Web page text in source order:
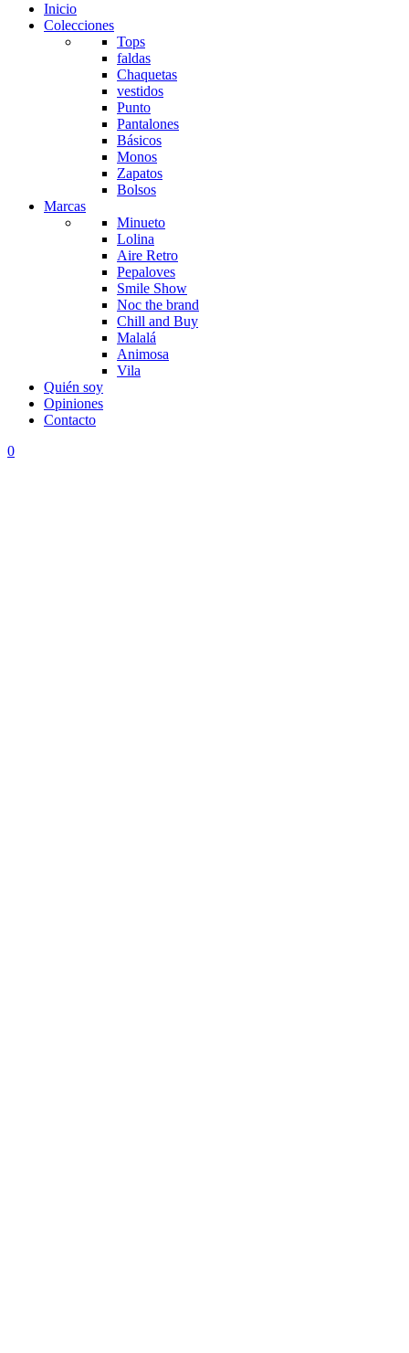
Inicio
Colecciones
Tops
faldas
Chaquetas
vestidos
Punto
Pantalones
Básicos
Monos
Zapatos
Bolsos
Marcas
Minueto
Lolina
Aire Retro
Pepaloves
Smile Show
Noc the brand
Chill and Buy
Malalá
Animosa
Vila
Quién soy
Opiniones
Contacto
0